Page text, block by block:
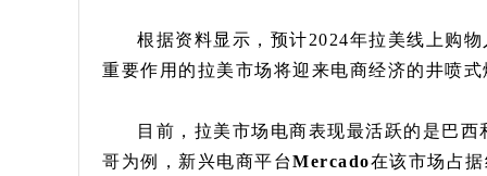
根据资料显示，预计2024年拉美线上购
重要作用的拉美市场将迎来电商经济的井喷式
目前，拉美市场电商表现最活跃的是巴
哥为例，新兴电商平台Mercado在该市场占